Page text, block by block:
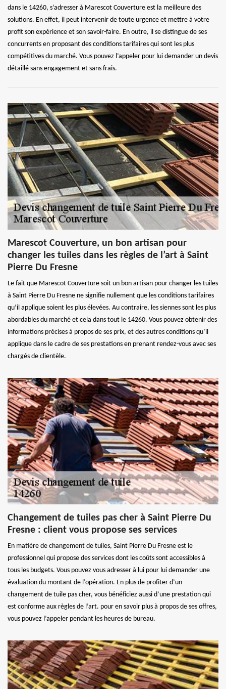
dans le 14260, s’adresser à Marescot Couverture est la meilleure des
solutions. En effet, il peut intervenir de toute urgence et mettre à votre
profit son expérience et son savoir-faire. En outre, il se distingue de ses
concurrents en proposant des conditions tarifaires qui sont les plus
compétitives du marché. Vous pouvez l’appeler pour lui demander un devis
détaillé sans engagement et sans frais.
Marescot Couverture, un bon artisan pour
changer les tuiles dans les règles de l’art à Saint
Pierre Du Fresne
Le fait que Marescot Couverture soit un bon artisan pour changer les tuiles
à Saint Pierre Du Fresne ne signifie nullement que les conditions tarifaires
qu’il applique soient les plus élevées. Au contraire, les siennes sont les plus
abordables du marché et cela dans tout le 14260. Vous pouvez obtenir des
informations précises à propos de ses prix, et des autres conditions qu’il
applique dans le cadre de ses prestations en prenant rendez-vous avec ses
chargés de clientèle.
Changement de tuiles pas cher à Saint Pierre Du
Fresne : client vous propose ses services
En matière de changement de tuiles, Saint Pierre Du Fresne est le
professionnel qui propose des services dont les coûts sont accessibles à
tous les budgets. Vous pouvez vous adresser à lui pour lui demander une
évaluation du montant de l’opération. En plus de profiter d’un
changement de tuile pas cher, vous bénéficiez aussi d’une prestation qui
est conforme aux règles de l’art. pour en savoir plus à propos de ses offres,
vous pouvez l’appeler pendant les heures de bureau.